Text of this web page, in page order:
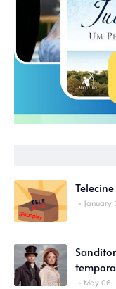
January
May 06,